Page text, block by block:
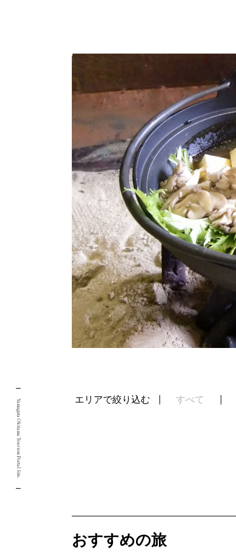
エリアで絞り込む すべて
おすすめの旅
Yamagata Okitama Tourism Portal Site.